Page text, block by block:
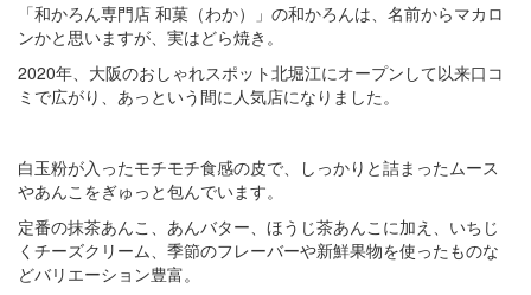
「和かろん専門店 和菓（わか）」の和かろんは、名前からマカロ
ンかと思いますが、実はどら焼き。
2020年、大阪のおしゃれスポット北堀江にオープンして以来口コ
ミで広がり、あっという間に人気店になりました。
白玉粉が入ったモチモチ食感の皮で、しっかりと詰まったムース
やあんこをぎゅっと包んでいます。
定番の抹茶あんこ、あんバター、ほうじ茶あんこに加え、いちじ
くチーズクリーム、季節のフレーバーや新鮮果物を使ったものな
どバリエーション豊富。